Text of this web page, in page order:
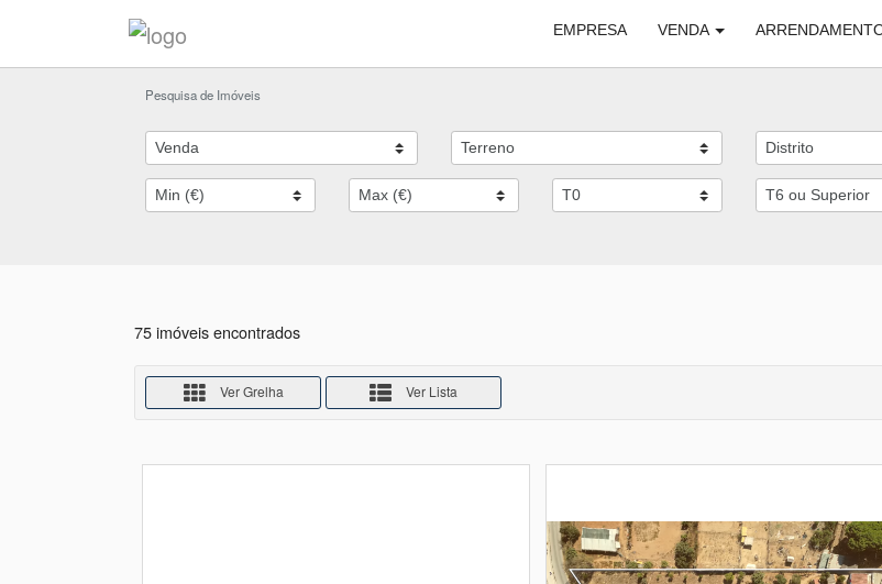
EMPRESA VENDA
Pesquisa de Imóveis
75 imóveis encontrados
Ver Grelha Ver Lista